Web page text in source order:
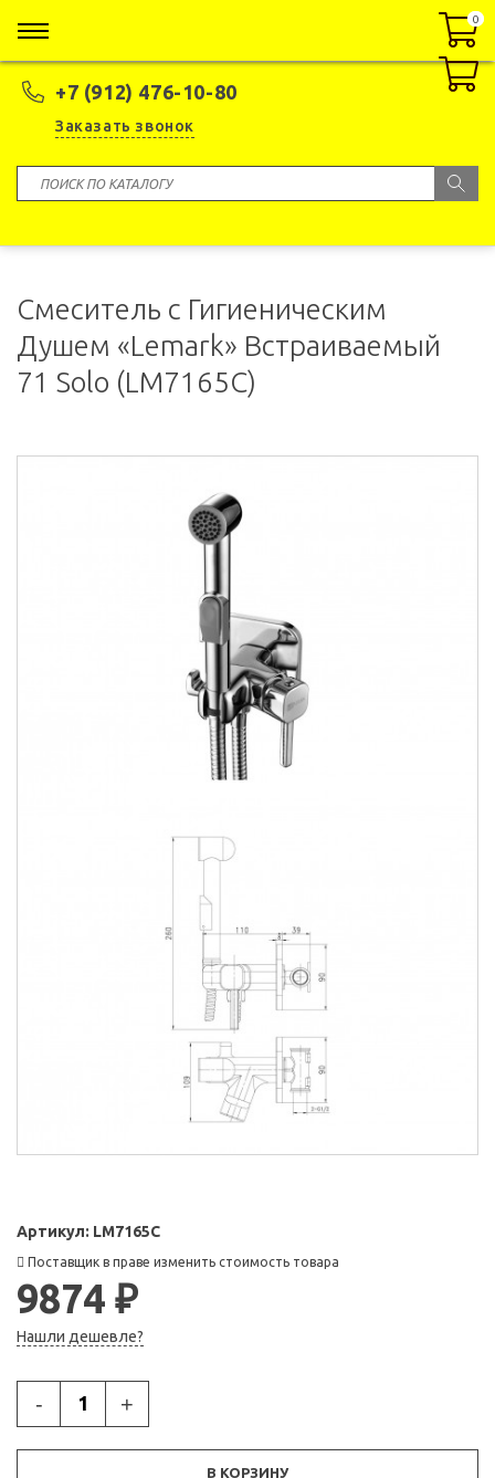
+7 (912) 476-10-80
Заказать звонок
0
0
Смеситель с Гигиеническим
Душем «Lemark» Встраиваемый
71 Solo (LM7165C)
Артикул: LM7165C
Поставщик в праве изменить стоимость товара
9874 ₽
Нашли дешевле?
- +
В КОРЗИНУ